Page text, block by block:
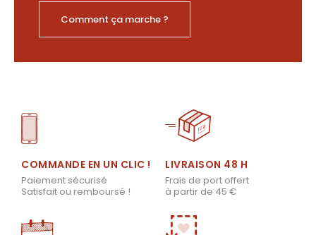
Comment ça marche ?
COMMANDE EN UN CLIC !
Paiement sécurisé
Satisfait ou remboursé !
LIVRAISON 48 H
Frais de port offert
à partir de 45 €